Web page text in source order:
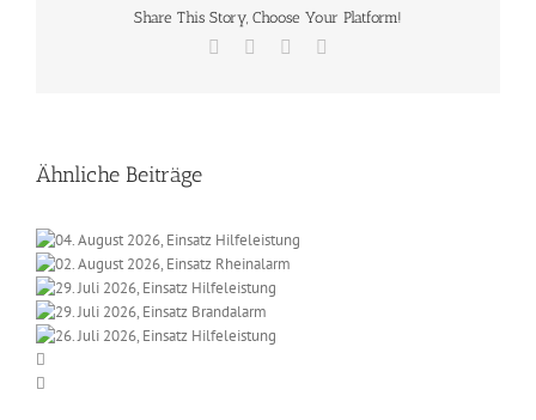
Share This Story, Choose Your Platform!
Facebook
Ähnliche Beiträge